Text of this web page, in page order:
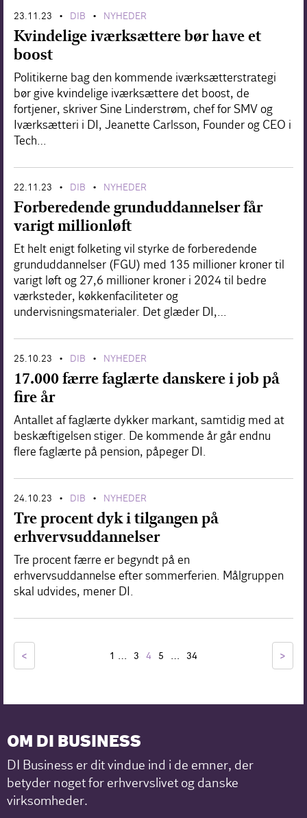
23.11.23 • DIB • NYHEDER
Kvindelige iværksættere bør have et
boost
Politikerne bag den kommende iværksætterstrategi
bør give kvindelige iværksættere det boost, de
fortjener, skriver Sine Linderstrøm, chef for SMV og
Iværksætteri i DI, Jeanette Carlsson, Founder og CEO i
Tech…
22.11.23 • DIB • NYHEDER
Forberedende grunduddannelser får
varigt millionløft
Et helt enigt folketing vil styrke de forberedende
grunduddannelser (FGU) med 135 millioner kroner til
varigt løft og 27,6 millioner kroner i 2024 til bedre
værksteder, køkkenfaciliteter og
undervisningsmaterialer. Det glæder DI,…
25.10.23 • DIB • NYHEDER
17.000 færre faglærte danskere i job på
fire år
Antallet af faglærte dykker markant, samtidig med at
beskæftigelsen stiger. De kommende år går endnu
flere faglærte på pension, påpeger DI.
24.10.23 • DIB • NYHEDER
Tre procent dyk i tilgangen på
erhvervsuddannelser
Tre procent færre er begyndt på en
erhvervsuddannelse efter sommerferien. Målgruppen
skal udvides, mener DI.
< 1 … 3 4 5 … 34 >
OM DI BUSINESS
DI Business er dit vindue ind i de emner, der
betyder noget for erhvervslivet og danske
virksomheder.